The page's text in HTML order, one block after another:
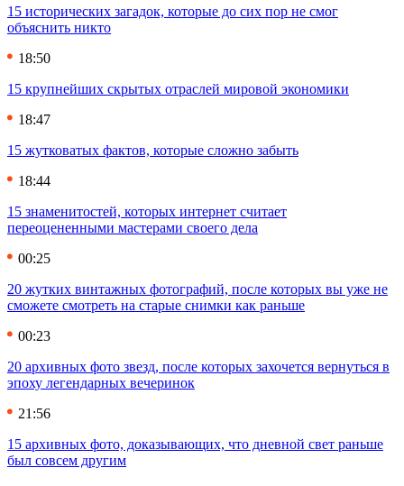
15 исторических загадок, которые до сих пор не смог
объяснить никто
18:50
15 крупнейших скрытых отраслей мировой экономики
18:47
15 жутковатых фактов, которые сложно забыть
18:44
15 знаменитостей, которых интернет считает
переоцененными мастерами своего дела
00:25
20 жутких винтажных фотографий, после которых вы уже не
сможете смотреть на старые снимки как раньше
00:23
20 архивных фото звезд, после которых захочется вернуться в
эпоху легендарных вечеринок
21:56
15 архивных фото, доказывающих, что дневной свет раньше
был совсем другим